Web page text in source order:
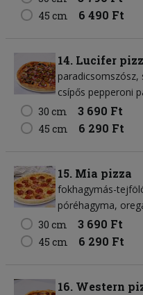
45 cm 6 490 Ft
14. Lucifer
paradicsomszósz
csípős pepperoni
30 cm
3 690 Ft
45 cm 6 290 Ft
15. Mia pizza
fokhagymás-
póréhagyma
30 cm
3 690 Ft
45 cm 6 290 Ft
16. Western